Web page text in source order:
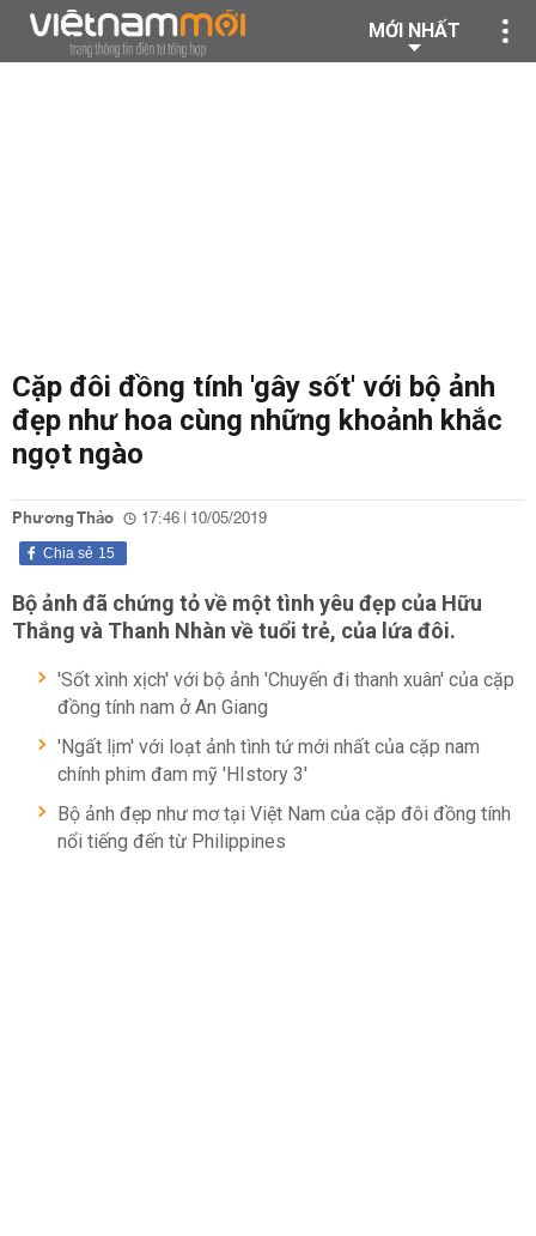
MỚI NHẤT
Cặp đôi đồng tính 'gây sốt' với bộ ảnh
đẹp như hoa cùng những khoảnh khắc
ngọt ngào
Phương Thảo 17:46 | 10/05/2019
15
Chia sẻ
Bộ ảnh đã chứng tỏ về một tình yêu đẹp của Hữu
Thắng và Thanh Nhàn về tuổi trẻ, của lứa đôi.
'Sốt xình xịch' với bộ ảnh 'Chuyến đi thanh xuân' của cặp
đồng tính nam ở An Giang
'Ngất lịm' với loạt ảnh tình tứ mới nhất của cặp nam
chính phim đam mỹ 'HIstory 3'
Bộ ảnh đẹp như mơ tại Việt Nam của cặp đôi đồng tính
nổi tiếng đến từ Philippines